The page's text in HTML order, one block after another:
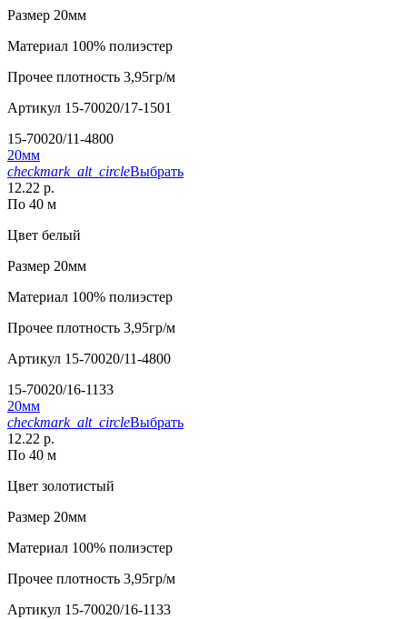
Размер 20мм
Материал 100% полиэстер
Прочее плотность 3,95гр/м
Артикул 15-70020/17-1501
15-70020/11-4800
20мм
checkmark_alt_circleВыбрать
12.22 р.
По 40 м
Цвет белый
Размер 20мм
Материал 100% полиэстер
Прочее плотность 3,95гр/м
Артикул 15-70020/11-4800
15-70020/16-1133
20мм
checkmark_alt_circleВыбрать
12.22 р.
По 40 м
Цвет золотистый
Размер 20мм
Материал 100% полиэстер
Прочее плотность 3,95гр/м
Артикул 15-70020/16-1133